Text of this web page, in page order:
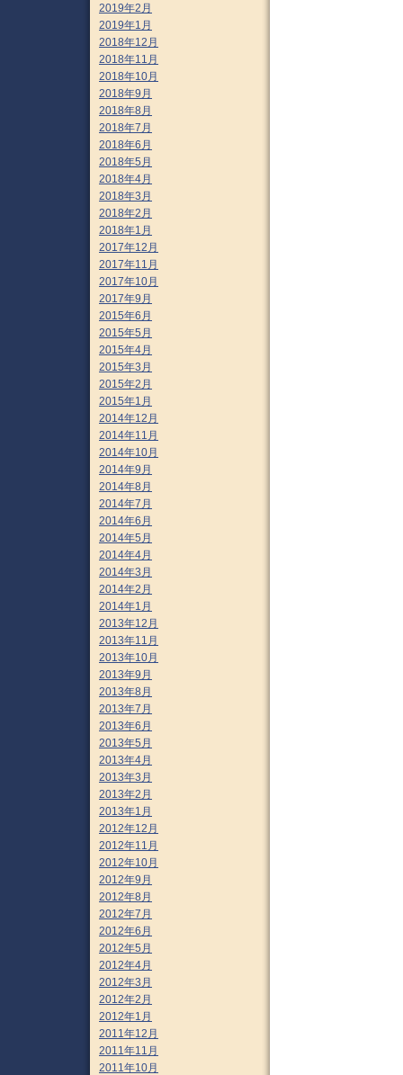
2019年2月
2019年1月
2018年12月
2018年11月
2018年10月
2018年9月
2018年8月
2018年7月
2018年6月
2018年5月
2018年4月
2018年3月
2018年2月
2018年1月
2017年12月
2017年11月
2017年10月
2017年9月
2015年6月
2015年5月
2015年4月
2015年3月
2015年2月
2015年1月
2014年12月
2014年11月
2014年10月
2014年9月
2014年8月
2014年7月
2014年6月
2014年5月
2014年4月
2014年3月
2014年2月
2014年1月
2013年12月
2013年11月
2013年10月
2013年9月
2013年8月
2013年7月
2013年6月
2013年5月
2013年4月
2013年3月
2013年2月
2013年1月
2012年12月
2012年11月
2012年10月
2012年9月
2012年8月
2012年7月
2012年6月
2012年5月
2012年4月
2012年3月
2012年2月
2012年1月
2011年12月
2011年11月
2011年10月